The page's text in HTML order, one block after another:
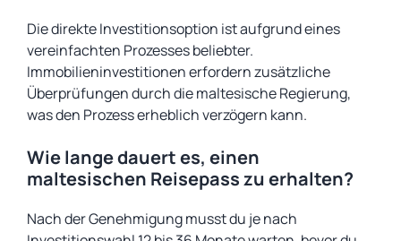
Die direkte Investitionsoption ist aufgrund eines
vereinfachten Prozesses beliebter.
Immobilieninvestitionen erfordern zusätzliche
Überprüfungen durch die maltesische Regierung,
was den Prozess erheblich verzögern kann.
Wie lange dauert es, einen
maltesischen Reisepass zu erhalten?
Nach der Genehmigung musst du je nach